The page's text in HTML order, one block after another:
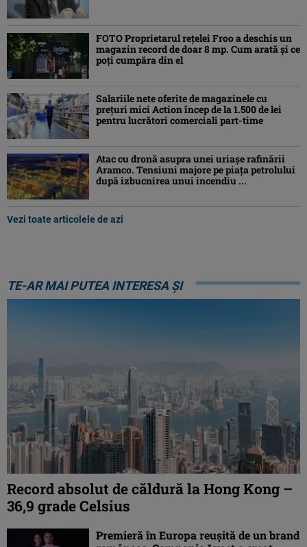
FOTO Proprietarul rețelei Froo a deschis un
magazin record de doar 8 mp. Cum arată și ce
poți cumpăra din el
Salariile nete oferite de magazinele cu
prețuri mici Action încep de la 1.500 de lei
pentru lucrători comerciali part-time
Atac cu dronă asupra unei uriașe rafinării
Aramco. Tensiuni majore pe piața petrolului
după izbucnirea unui incendiu ...
Vezi toate articolele de azi
TE-AR MAI PUTEA INTERESA ȘI
Record absolut de căldură la Hong Kong –
36,9 grade Celsius
Premieră în Europa reușită de un brand